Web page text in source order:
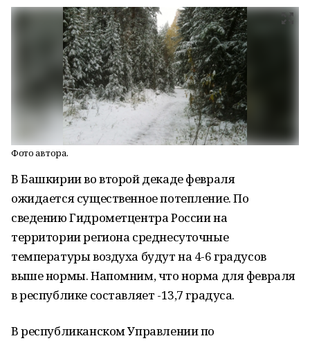
Фото автора.
В Башкирии во второй декаде февраля
ожидается существенное потепление. По
сведению Гидрометцентра России на
территории региона среднесуточные
температуры воздуха будут на 4-6 градусов
выше нормы. Напомним, что норма для февраля
в республике составляет -13,7 градуса.
В республиканском Управлении по